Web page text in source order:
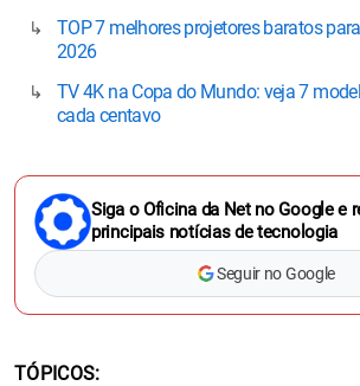
TOP 7 melhores projetores baratos
2026
TV 4K na Copa do Mundo: veja 7
cada centavo
Siga o Oficina da Net no Google e
principais notícias de tecnologia
Seguir no Google
TÓPICOS